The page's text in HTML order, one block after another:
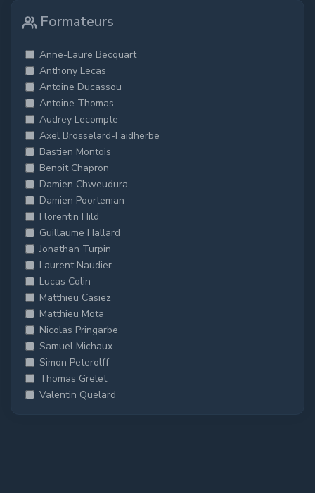
Formateurs
Anne-Laure Becquart
Anthony Lecas
Antoine Ducassou
Antoine Thomas
Audrey Lecompte
Axel Brosselard-Faidherbe
Bastien Montois
Benoit Chapron
Damien Chweudura
Damien Poorteman
Florentin Hild
Guillaume Hallard
Jonathan Turpin
Laurent Naudier
Lucas Colin
Matthieu Casiez
Matthieu Mota
Nicolas Pringarbe
Samuel Michaux
Simon Peterolff
Thomas Grelet
Valentin Quelard